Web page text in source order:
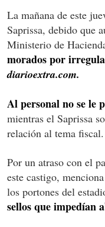
La mañana de este
Saprissa, debido que
Ministerio de
morados por
diarioextra.com.
Al personal no se le
mientras el Saprissa
relación al tema fiscal.
Por un atraso con el
este castigo, menciona
los portones del
sellos que impedían